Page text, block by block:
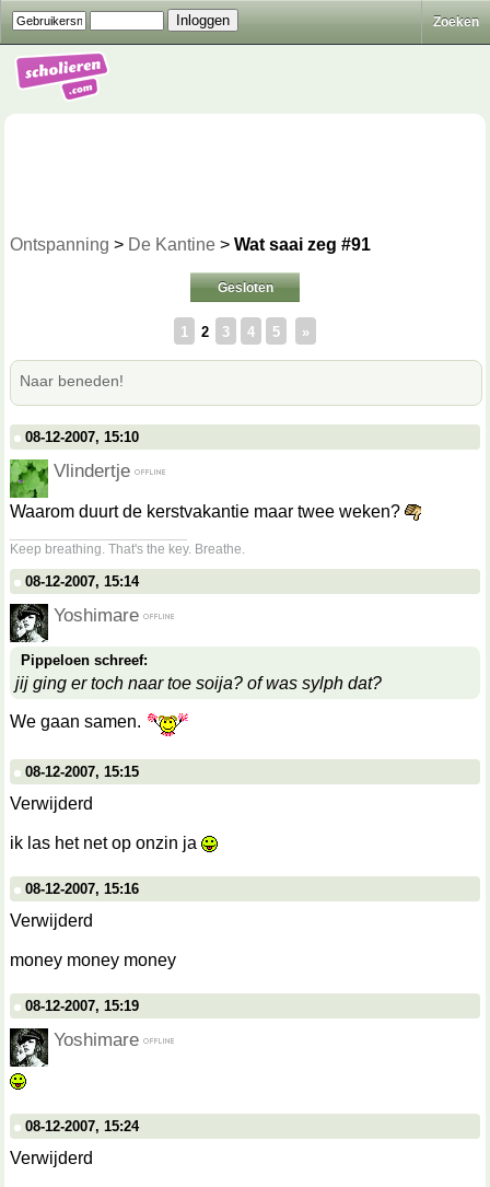
Zoeken
Ontspanning > De Kantine > Wat saai zeg #91
Gesloten
1 2 3 4 5 »
Naar beneden!
08-12-2007, 15:10
Vlindertje
Waarom duurt de kerstvakantie maar twee weken?
Keep breathing. That's the key. Breathe.
08-12-2007, 15:14
Yoshimare
Pippeloen schreef:
jij ging er toch naar toe soija? of was sylph dat?
We gaan samen.
08-12-2007, 15:15
Verwijderd
ik las het net op onzin ja
08-12-2007, 15:16
Verwijderd
money money money
08-12-2007, 15:19
Yoshimare
08-12-2007, 15:24
Verwijderd